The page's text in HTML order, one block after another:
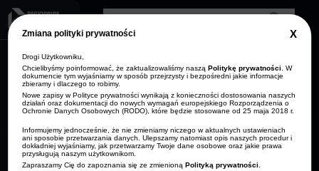
Zmiana polityki prywatności
Drogi Użytkowniku,
Chcielibyśmy poinformować, że zaktualizowaliśmy nasząPolitykę prywatności
. W
dokumencie tym wyjaśniamy w sposób przejrzysty i bezpośredni jakie informacje
zbieramy i dlaczego to robimy.
Nowe zapisy w Polityce prywatności wynikają z konieczności dostosowania naszych
działań oraz dokumentacji do nowych wymagań europejskiego Rozporządzenia o
Ochronie Danych Osobowych (RODO), które będzie stosowane od 25 maja 2018 r.
Informujemy jednocześnie, że nie zmieniamy niczego w aktualnych ustawieniach
ani sposobie przetwarzania danych. Ulepszamy natomiast opis naszych procedur i
dokładniej wyjaśniamy, jak przetwarzamy Twoje dane osobowe oraz jakie prawa
przysługują naszym użytkownikom.
Zapraszamy Cię do zapoznania się ze zmienionąPolityką prywatności
Close
AKTUALNOŚCI
ARCHIWUM
AKTUALNOŚCI
O NAS
KALENDARZ IMPREZ
FILMY
KONTAKT
czcionki
Był sobie kot